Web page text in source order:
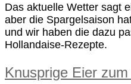
Das aktuelle Wetter sagt
aber die Spargelsaison
und wir haben die dazu
Hollandaise-Rezepte.
Knusprige Eier